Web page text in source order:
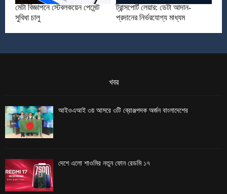
মেটা বিজ্ঞাপনে স্টেবলকয়েন পেমেন্ট
সুবিধা চালু
ট্রান্সপোর্ট লেয়ার: ডেটা আদান-
প্রদানের নির্ভরযোগ্য মাধ্যম
খবর
আইওএআই ৩য় আসরে ৩টি ব্রোঞ্জপদক অর্জন বাংলাদেশের
দেশে এলো শাওমির নতুন ফোন রেডমি ১৭